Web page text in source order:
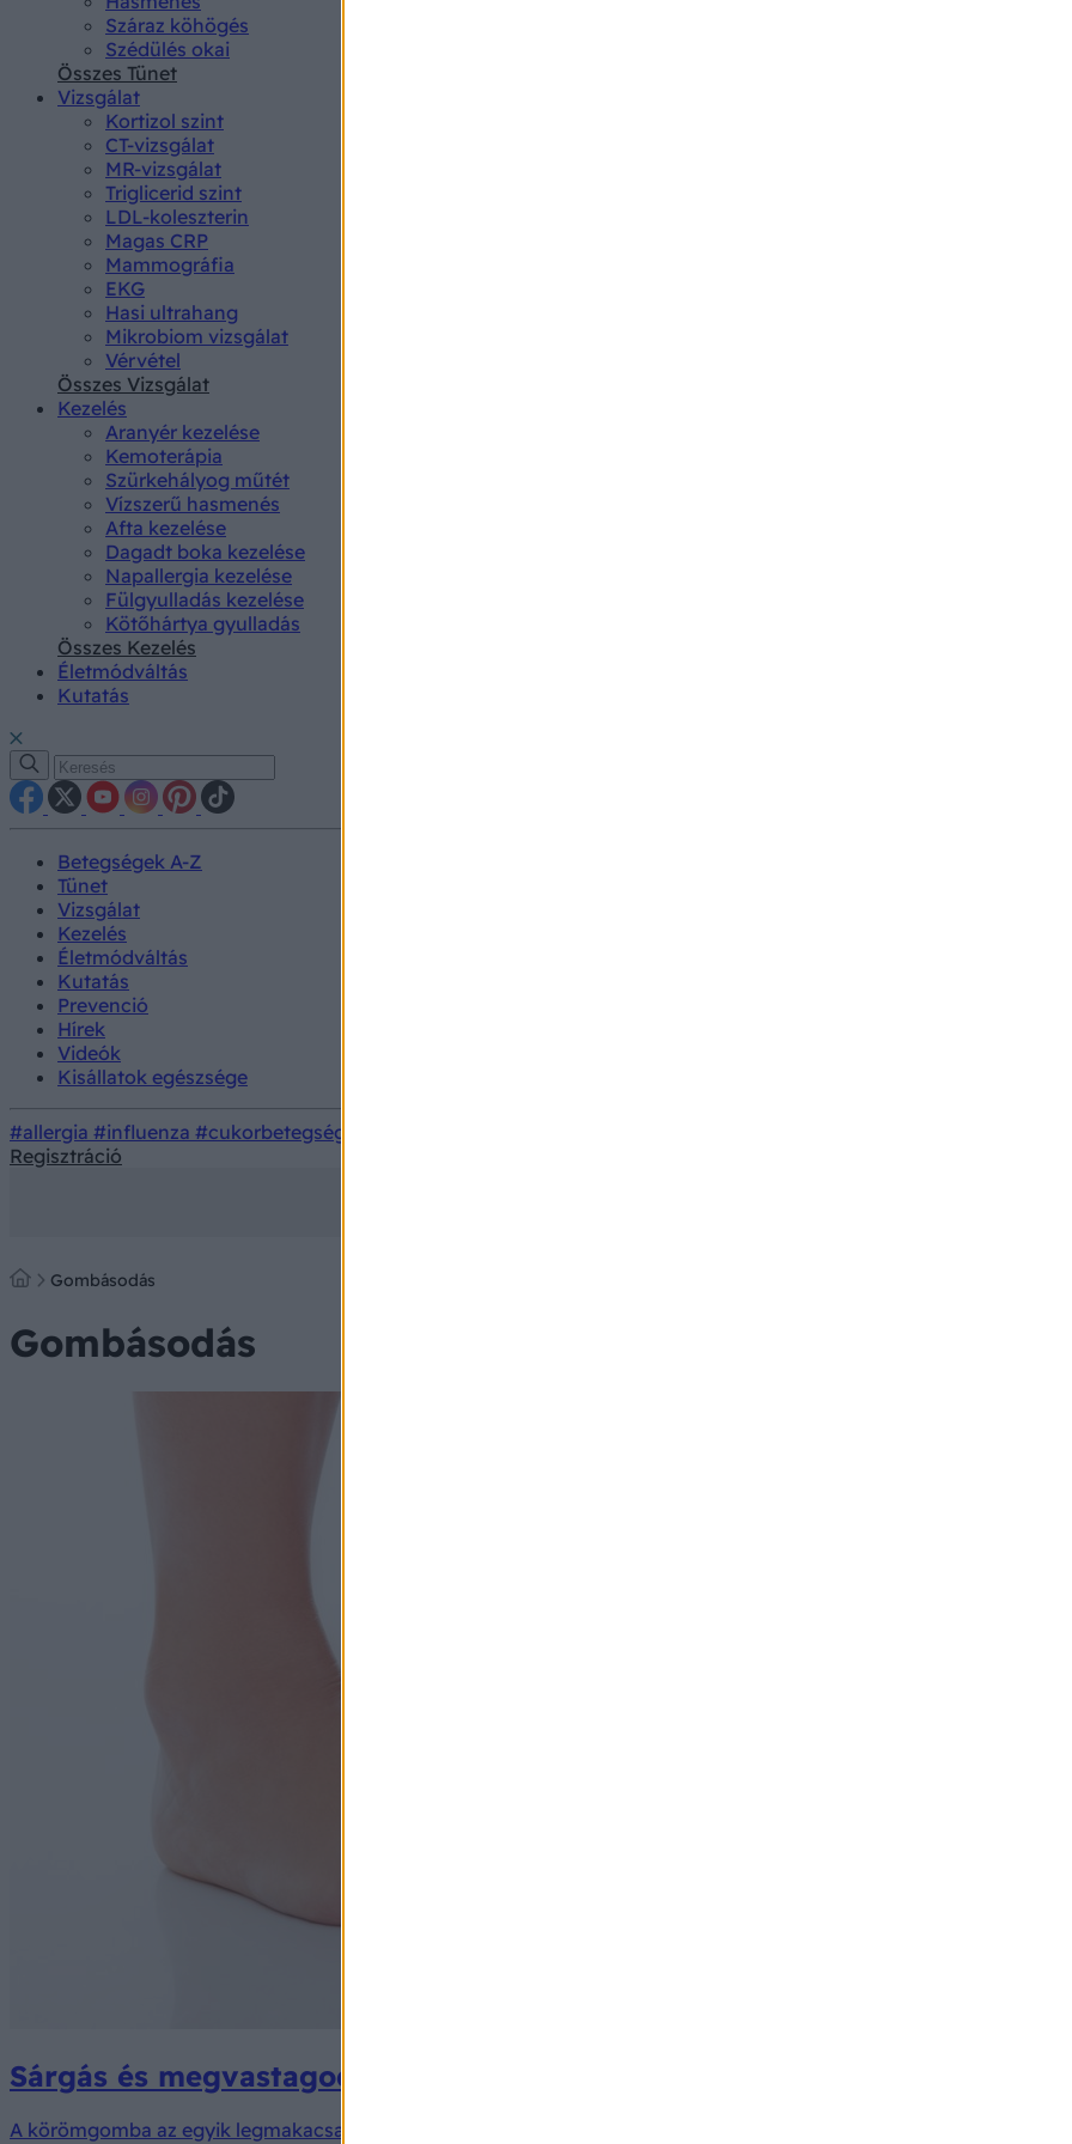
Száraz köhögés
Szédülés okai
Összes Tünet
Vizsgálat
Kortizol szint
CT-vizsgálat
MR-vizsgálat
Triglicerid szint
LDL-koleszterin
Magas CRP
Mammográfia
EKG
Hasi ultrahang
Mikrobiom vizsgálat
Vérvétel
Összes Vizsgálat
Kezelés
Aranyér kezelése
Kemoterápia
Szürkehályog műtét
Vízszerű hasmenés
Afta kezelése
Dagadt boka kezelése
Napallergia kezelése
Fülgyulladás kezelése
Kötőhártya gyulladás
Összes Kezelés
Életmódváltás
Kutatás
Betegségek A-Z
Tünet
Vizsgálat
Kezelés
Életmódváltás
Kutatás
Prevenció
Hírek
Videók
Kisállatok egészsége
#allergia #influenza #cukorbetegség
Regisztráció
Gombásodás
Gombásodás
Sárgás és megvastagodott a lábkörme? Ezt lehet tenni körömgomba ellen
A körömgomba az egyik legmakacsabb fertőzés, amely hónapokig vagy akár évekig is elhúzódhat, ha nem kezelik